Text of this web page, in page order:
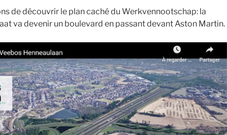
de découvrir le plan caché du Werkvennootschap: la
va devenir un boulevard en passant devant Aston Martin.